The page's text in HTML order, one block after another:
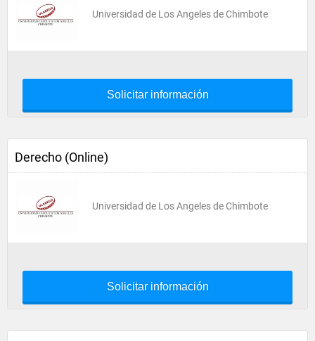
Universidad de Los Angeles de Chimbote
Solicitar información
Derecho (Online)
Universidad de Los Angeles de Chimbote
Solicitar información